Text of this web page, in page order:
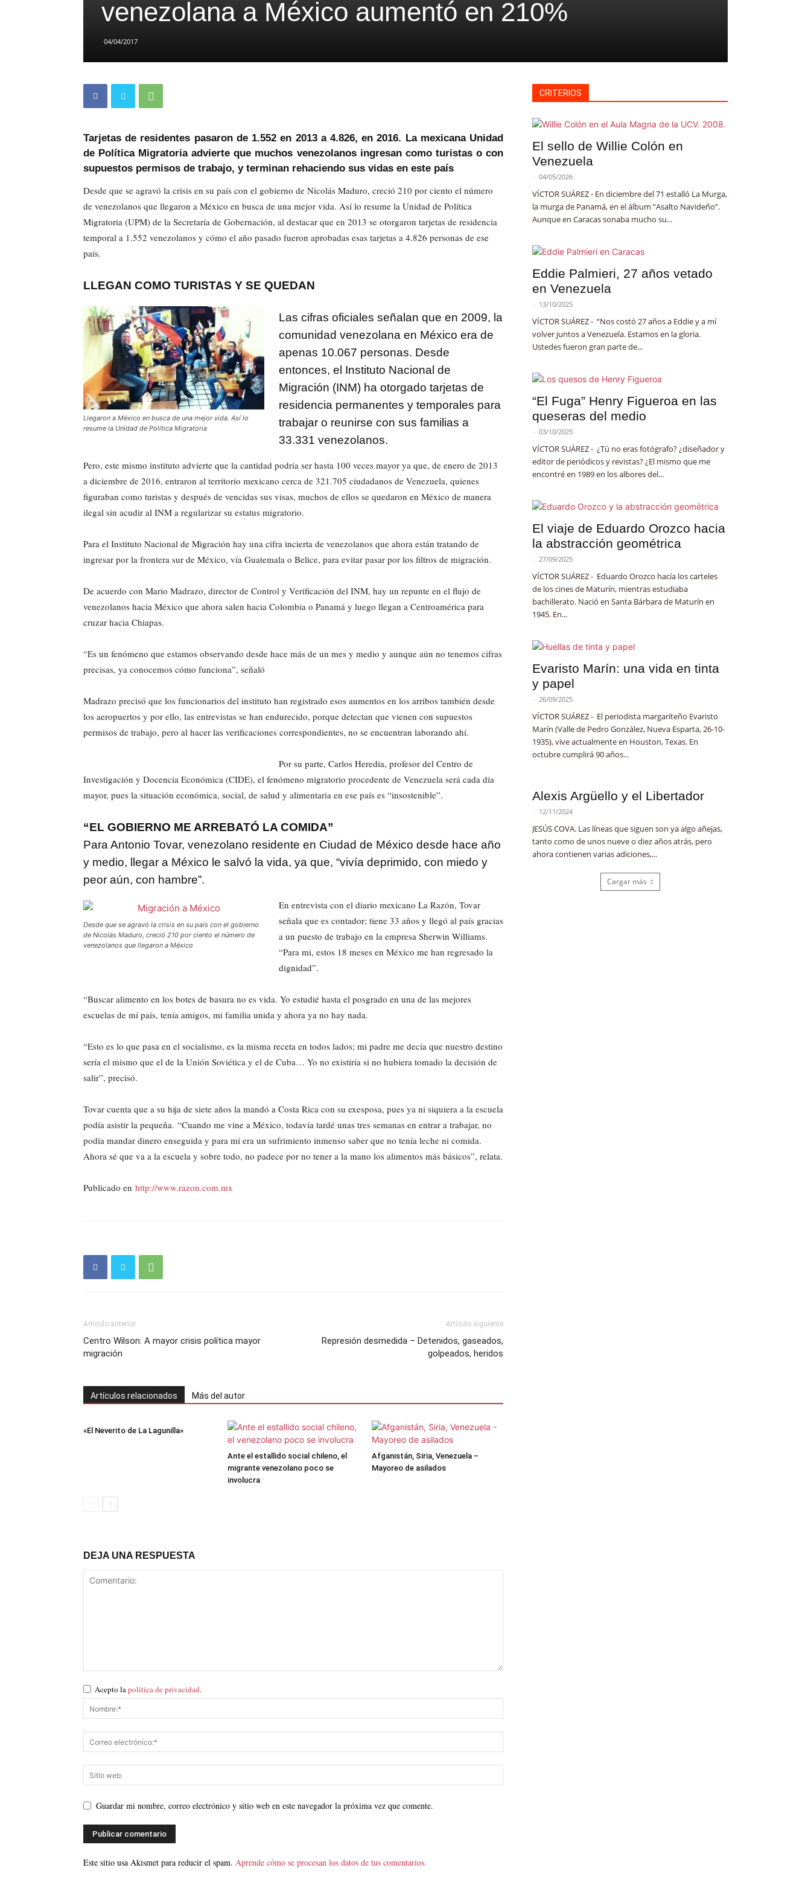
venezolana a México aumentó en 210%
04/04/2017
Tarjetas de residentes pasaron de 1.552 en 2013 a 4.826, en 2016. La mexicana Unidad
de Política Migratoria advierte que muchos venezolanos ingresan como turistas o con
supuestos permisos de trabajo, y terminan rehaciendo sus vidas en este país
Desde que se agravó la crisis en su país con el gobierno de Nicolás Maduro, creció 210 por ciento el número
de venezolanos que llegaron a México en busca de una mejor vida. Así lo resume la Unidad de Política
Migratoria (UPM) de la Secretaría de Gobernación, al destacar que en 2013 se otorgaron tarjetas de residencia
temporal a 1.552 venezolanos y cómo el año pasado fueron aprobadas esas tarjetas a 4.826 personas de ese
país.
LLEGAN COMO TURISTAS Y SE QUEDAN
Llegaron a México en busca de una mejor vida. Así lo
resume la Unidad de Política Migratoria
Las cifras oficiales señalan que en 2009, la
comunidad venezolana en México era de
apenas 10.067 personas. Desde
entonces, el Instituto Nacional de
Migración (INM) ha otorgado tarjetas de
residencia permanentes y temporales para
trabajar o reunirse con sus familias a
33.331 venezolanos.
Pero, este mismo instituto advierte que la cantidad podría ser hasta 100 veces mayor ya que, de enero de 2013
a diciembre de 2016, entraron al territorio mexicano cerca de 321.705 ciudadanos de Venezuela, quienes
figuraban como turistas y después de vencidas sus visas, muchos de ellos se quedaron en México de manera
ilegal sin acudir al INM a regularizar su estatus migratorio.
Para el Instituto Nacional de Migración hay una cifra incierta de venezolanos que ahora están tratando de
ingresar por la frontera sur de México, vía Guatemala o Belice, para evitar pasar por los filtros de migración.
De acuerdo con Mario Madrazo, director de Control y Verificación del INM, hay un repunte en el flujo de
venezolanos hacia México que ahora salen hacia Colombia o Panamá y luego llegan a Centroamérica para
cruzar hacia Chiapas.
“Es un fenómeno que estamos observando desde hace más de un mes y medio y aunque aún no tenemos cifras
precisas, ya conocemos cómo funciona”, señaló
Madrazo precisó que los funcionarios del instituto han registrado esos aumentos en los arribos también desde
los aeropuertos y por ello, las entrevistas se han endurecido, porque detectan que vienen con supuestos
permisos de trabajo, pero al hacer las verificaciones correspondientes, no se encuentran laborando ahí.
Por su parte, Carlos Heredia, profesor del Centro de
Investigación y Docencia Económica (CIDE), el fenómeno migratorio procedente de Venezuela será cada día
mayor, pues la situación económica, social, de salud y alimentaria en ese país es “insostenible”.
“EL GOBIERNO ME ARREBATÓ LA COMIDA”
Para Antonio Tovar, venezolano residente en Ciudad de México desde hace año
y medio, llegar a México le salvó la vida, ya que, “vivía deprimido, con miedo y
peor aún, con hambre”.
Desde que se agravó la crisis en su país con el gobierno
de Nicolás Maduro, creció 210 por ciento el número de
venezolanos que llegaron a México
En entrevista con el diario mexicano La Razón, Tovar
señala que es contador; tiene 33 años y llegó al país gracias
a un puesto de trabajo en la empresa Sherwin Williams.
“Para mi, estos 18 meses en México me han regresado la
dignidad”.
“Buscar alimento en los botes de basura no es vida. Yo estudié hasta el posgrado en una de las mejores
escuelas de mí país, tenía amigos, mi familia unida y ahora ya no hay nada.
“Esto es lo que pasa en el socialismo, es la misma receta en todos lados; mi padre me decía que nuestro destino
sería el mismo que el de la Unión Soviética y el de Cuba… Yo no existiría si no hubiera tomado la decisión de
salir”, precisó.
Tovar cuenta que a su hija de siete años la mandó a Costa Rica con su exesposa, pues ya ni siquiera a la escuela
podía asistir la pequeña. “Cuando me vine a México, todavía tardé unas tres semanas en entrar a trabajar, no
podía mandar dinero enseguida y para mí era un sufrimiento inmenso saber que no tenía leche ni comida.
Ahora sé que va a la escuela y sobre todo, no padece por no tener a la mano los alimentos más básicos”, relata.
Publicado en http://www.razon.com.mx
Artículo anterior
Centro Wilson: A mayor crisis política mayor
migración
Artículo siguiente
Represión desmedida – Detenidos, gaseados,
golpeados, heridos
Artículos relacionados Más del autor
«El Neverito de La Lagunilla»
Ante el estallido social chileno, el
migrante venezolano poco se
involucra
Afganistán, Siria, Venezuela –
Mayoreo de asilados
DEJA UNA RESPUESTA
Acepto lapolítica de privacidad.
Guardar mi nombre, correo electrónico y sitio web en este navegador la próxima vez que comente.
Este sitio usa Akismet para reducir el spam. Aprende cómo se procesan los datos de tus comentarios.
CRITERIOS
El sello de Willie Colón en
Venezuela
- 04/05/2026
VÍCTOR SUÁREZ - En diciembre del 71 estalló La Murga,
la murga de Panamá, en el álbum “Asalto Navideño”.
Aunque en Caracas sonaba mucho su...
Eddie Palmieri, 27 años vetado
en Venezuela
- 13/10/2025
VÍCTOR SUÁREZ - “Nos costó 27 años a Eddie y a mí
volver juntos a Venezuela. Estamos en la gloria.
Ustedes fueron gran parte de...
“El Fuga” Henry Figueroa en las
queseras del medio
- 03/10/2025
VÍCTOR SUÁREZ - ¿Tú no eras fotógrafo? ¿diseñador y
editor de periódicos y revistas? ¿El mismo que me
encontré en 1989 en los albores del...
El viaje de Eduardo Orozco hacia
la abstracción geométrica
- 27/09/2025
VÍCTOR SUÁREZ - Eduardo Orozco hacía los carteles
de los cines de Maturín, mientras estudiaba
bachillerato. Nació en Santa Bárbara de Maturín en
1945. En...
Evaristo Marín: una vida en tinta
y papel
- 26/09/2025
VÍCTOR SUÁREZ - El periodista margariteño Evaristo
Marín (Valle de Pedro González, Nueva Esparta, 26-10-
1935), vive actualmente en Houston, Texas. En
octubre cumplirá 90 años...
Alexis Argüello y el Libertador
- 12/11/2024
JESÚS COVA. Las líneas que siguen son ya algo añejas,
tanto como de unos nueve o diez años atrás, pero
ahora contienen varias adiciones,...
Cargar más